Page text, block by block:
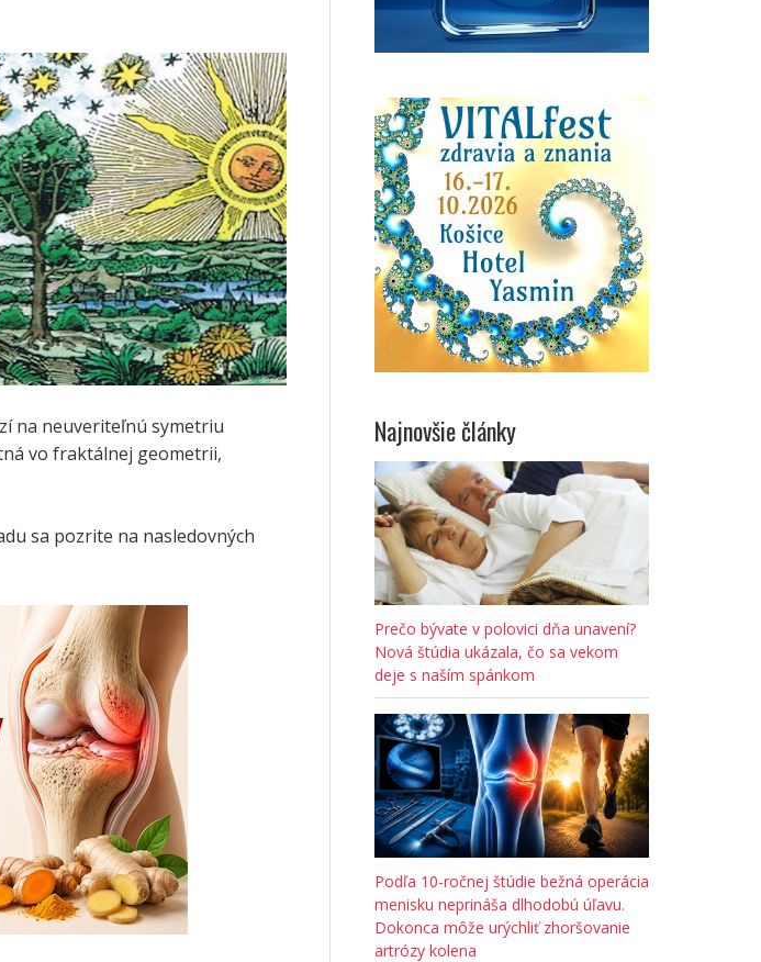
na neuveriteľnú symetriu
vo fraktálnej geometrii,
sa pozrite na nasledovných
Najnovšie články
Prečo bývate v polovici dňa unavení?
Nová štúdia ukázala, čo sa vekom
deje s naším spánkom
Podľa 10-ročnej štúdie bežná operácia
menisku neprináša dlhodobú úľavu.
Dokonca môže urýchliť zhoršovanie
artrózy kolena